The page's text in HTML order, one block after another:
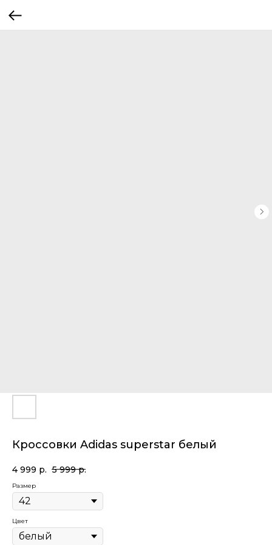
Кроссовки Adidas superstar белый
4 999 р. 5 999 р.
Размер
Цвет